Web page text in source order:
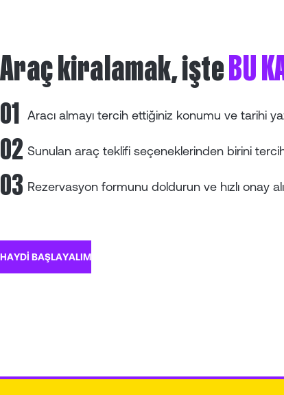
Araç kiralamak, işteBU
01 Aracı almayı tercih ettiğiniz konumu ve tarihi
02 Sunulan araç teklifi seçeneklerinden birini
03 Rezervasyon formunu doldurun ve hızlı onay
HAYDİ BAŞLAYALIM